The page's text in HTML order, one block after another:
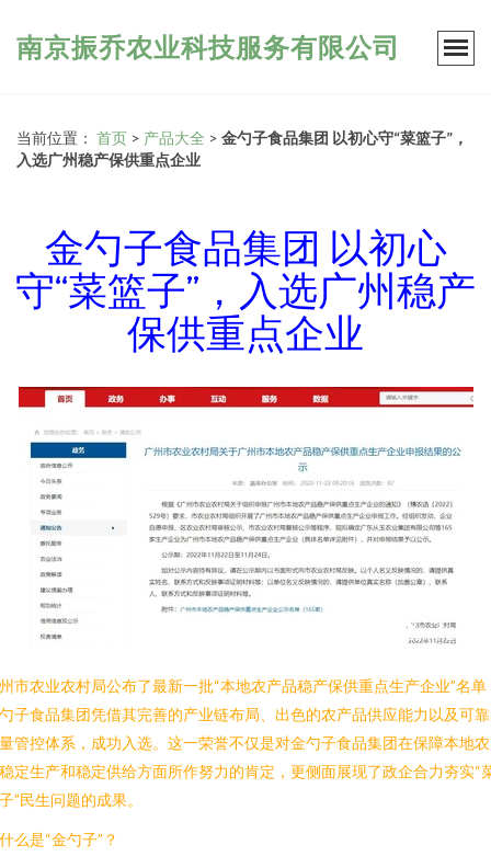
南京振乔农业科技服务有限公司
当前位置： 首页 > 产品大全 > 金勺子食品集团 以初心守“菜篮子”，
入选广州稳产保供重点企业
金勺子食品集团 以初心
守“菜篮子”，入选广州稳产
保供重点企业
市农业农村局公布了最新一批“本地农产品稳产保供重点生产企业”名单
子食品集团凭借其完善的产业链布局、出色的农产品供应能力以及可
管控体系，成功入选。这一荣誉不仅是对金勺子食品集团在保障本地
定生产和稳定供给方面所作努力的肯定，更侧面展现了政企合力夯实“
”民生问题的成果。
么是“金勺子”？